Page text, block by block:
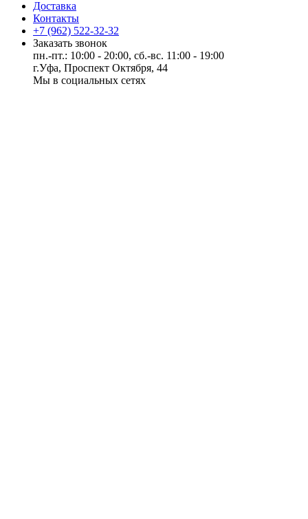
Доставка
Контакты
+7 (962) 522-32-32
Заказать звонок
пн.-пт.: 10:00 - 20:00, сб.-вс. 11:00 - 19:00
г.Уфа, Проспект Октября, 44
Мы в социальных сетях